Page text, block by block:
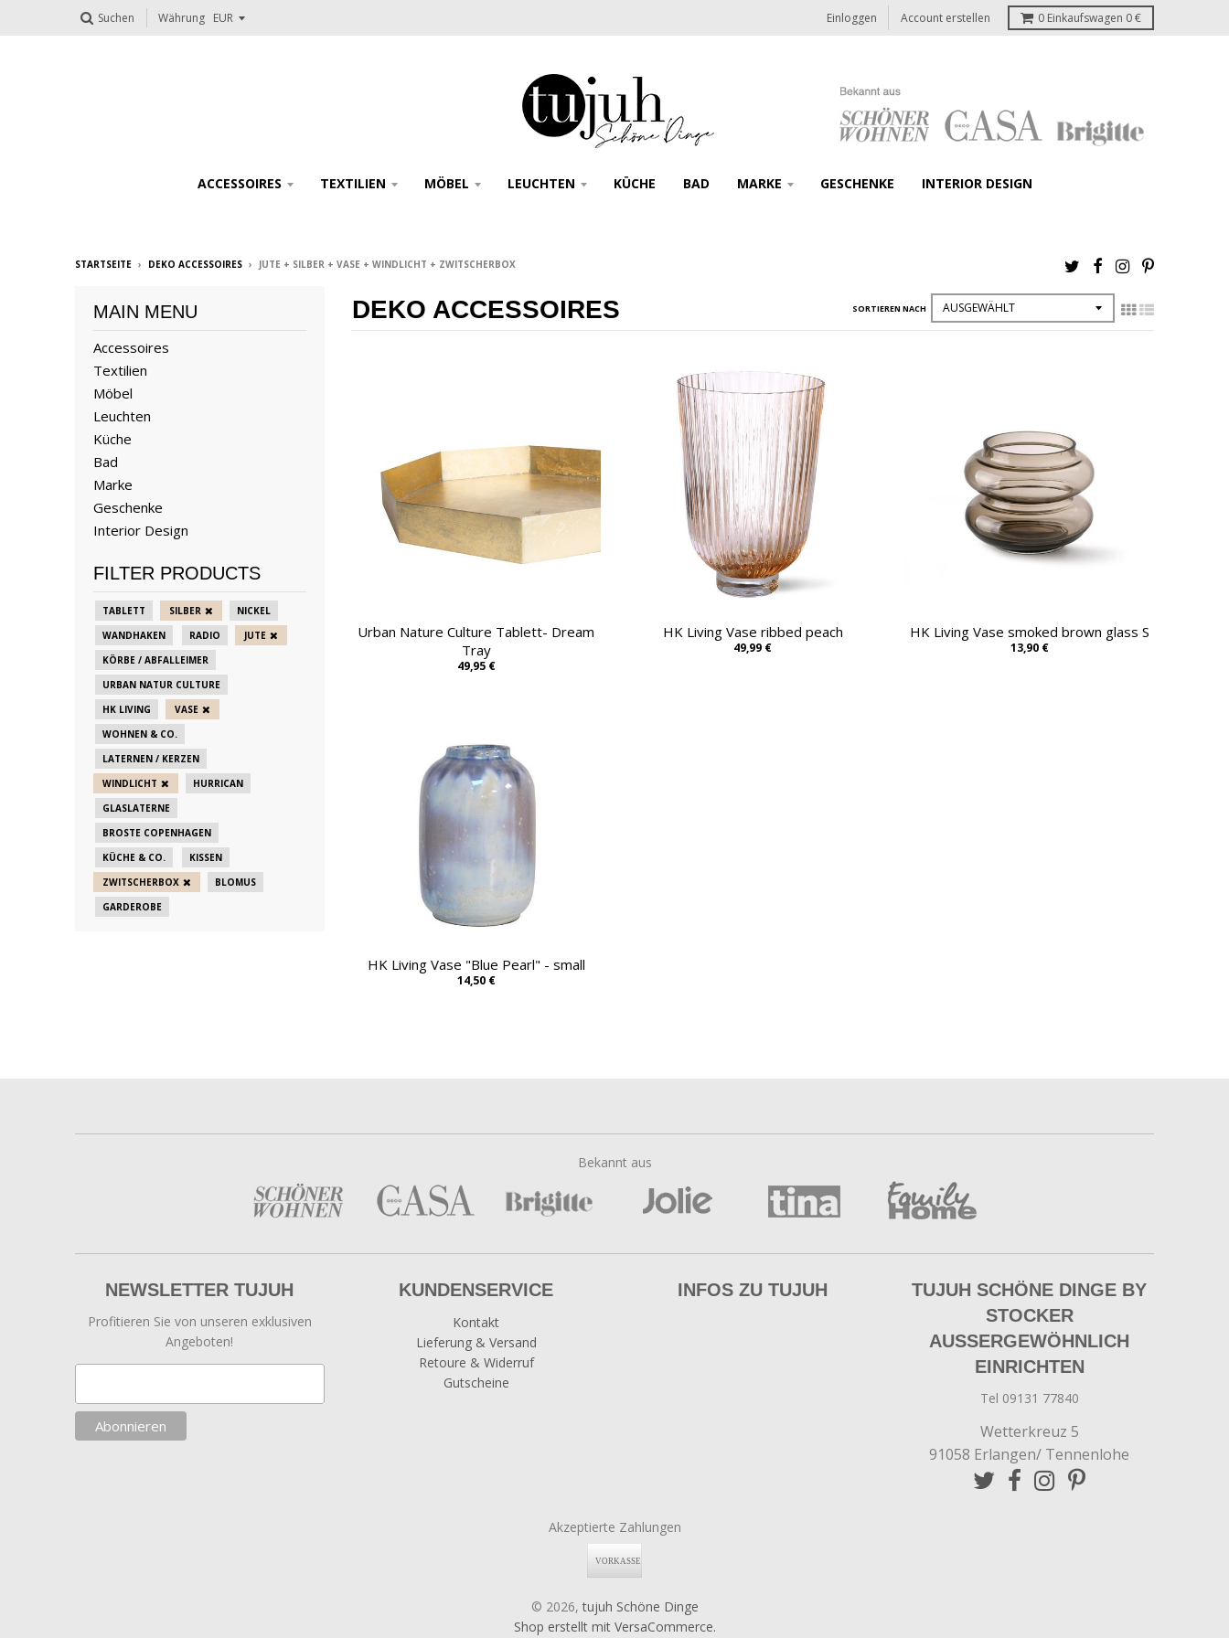
Suchen Währung Einloggen Account erstellen 0 Einkaufswagen 0 €
ACCESSOIRES TEXTILIEN MÖBEL LEUCHTEN KÜCHE BAD MARKE GESCHENKE INTERIOR DESIGN
STARTSEITE › DEKO ACCESSOIRES › JUTE + SILBER + VASE + WINDLICHT + ZWITSCHERBOX
DEKO ACCESSOIRES SORTIEREN NACH
Urban Nature Culture Tablett- Dream
Tray
49,95 €
HK Living Vase ribbed peach
49,99 €
HK Living Vase smoked brown glass S
13,90 €
HK Living Vase "Blue Pearl" - small
14,50 €
MAIN MENU
Accessoires
Textilien
Möbel
Leuchten
Küche
Bad
Marke
Geschenke
Interior Design
FILTER PRODUCTS
TABLETT SILBER
NICKEL
WANDHAKEN
RADIO
JUTE
KÖRBE / ABFALLEIMER
URBAN NATUR CULTURE
HK LIVING
VASE
WOHNEN & CO.
LATERNEN / KERZEN
WINDLICHT
HURRICAN
GLASLATERNE
BROSTE COPENHAGEN
KÜCHE & CO.
KISSEN
ZWITSCHERBOX
BLOMUS
GARDEROBE
Bekannt aus
NEWSLETTER TUJUH
Profitieren Sie von unseren exklusiven
Angeboten!
KUNDENSERVICE
Kontakt
Lieferung & Versand
Retoure & Widerruf
Gutscheine
INFOS ZU TUJUH
TUJUH SCHÖNE DINGE BY
STOCKER
AUSSERGEWÖHNLICH E
INRICHTEN
Tel 09131 77840
Wetterkreuz 5
91058 Erlangen/ Tennenlohe
Akzeptierte Zahlungen
© 2026,tujuh Schöne Dinge
Shop erstellt mit VersaCommerce.